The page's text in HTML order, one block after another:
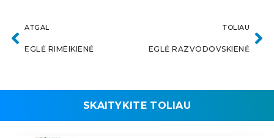
ATGAL
EGLĖ RIMEIKIENĖ
TOLIAU
EGLĖ RAZVODOVSKIENĖ
SKAITYKITE TOLIAU